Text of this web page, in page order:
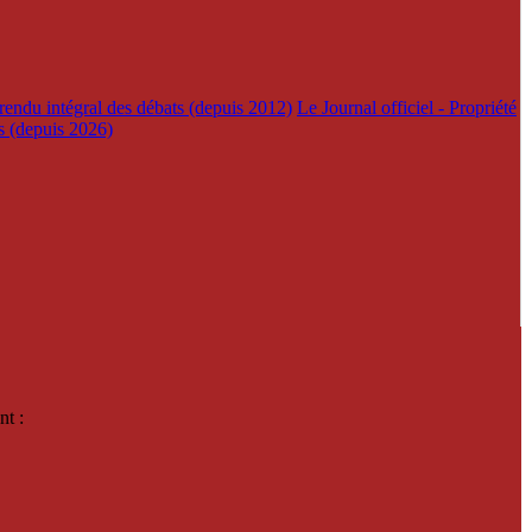
intégral des débats (depuis 2012) Le Journal officiel - Propriété
(depuis 2026)
: